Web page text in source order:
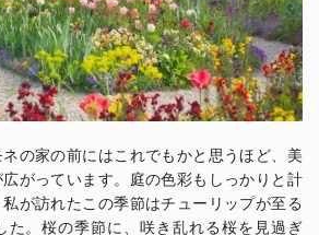
の家の前にはこれでもかと思うほど、美
がっています。庭の色彩もしっかりと計
が訪れたこの季節はチューリップが至る
た。桜の季節に、咲き乱れる桜を見過ぎ